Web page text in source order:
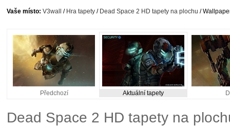
Vaše místo: V3wall / Hra tapety / Dead Space 2 HD tapety na plochu /
Předchozí Aktuální tapety
Dead Space 2 HD tapety na